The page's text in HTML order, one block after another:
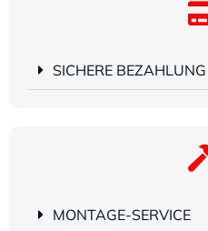
SICHERE BEZAHLUNG
MONTAGE-SERVICE